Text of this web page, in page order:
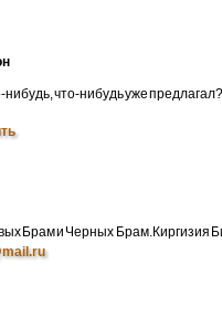
нибудь, что-нибудь уже
Брам и Черных Брам.Киргизия